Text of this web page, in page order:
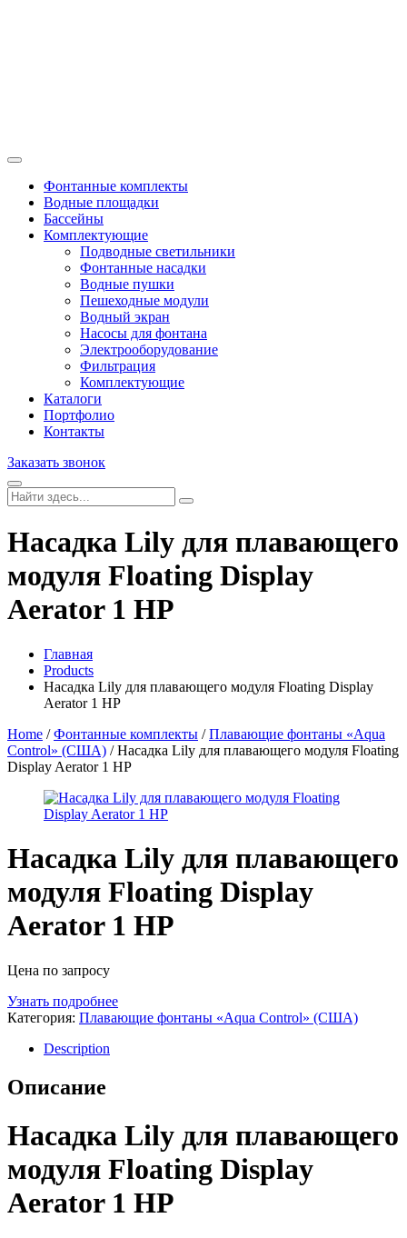
Фонтанные комплекты
Водные площадки
Бассейны
Комплектующие
Подводные светильники
Фонтанные насадки
Водные пушки
Пешеходные модули
Водный экран
Насосы для фонтана
Электрооборудование
Фильтрация
Комплектующие
Каталоги
Портфолио
Контакты
Заказать звонок
Насадка Lily для плавающего
модуля Floating Display
Aerator 1 HP
Главная
Products
Насадка Lily для плавающего модуля Floating Display
Aerator 1 HP
Home /Фонтанные комплекты /Плавающие фонтаны «Aqua
Control» (США) / Насадка Lily для плавающего модуля Floating
Display Aerator 1 HP
Насадка Lily для плавающего
модуля Floating Display
Aerator 1 HP
Цена по запросу
Узнать подробнее
Категория: Плавающие фонтаны «Aqua Control» (США)
Description
Описание
Насадка Lily для плавающего
модуля Floating Display
Aerator 1 HP